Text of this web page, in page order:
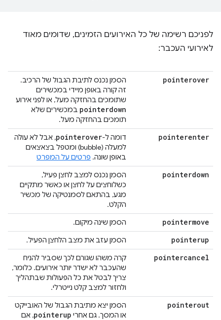
לפניכם רשימה של כל האירועים הזמינים, שדומים מאוד
לאירועי העכבר:
pointerover
הסמן נכנס לתיבת הגבול של הרכיב.
זה קורה באופן מיידי במכשירים
שתומכים בהחזקה מעל, או לפני אירוע
pointerdown במכשירים שלא
תומכים בהחזקה מעל.
pointerenter דומה ל-pointerover, אבל לא עולה
למעלה (bubble) ומטפל בצאצאים
באופן שונה. פרטים על המפרט
pointerdown
הסמן נכנס למצב לחצן פעיל,
כשלוחצים על לחצן או כאשר מתקיים
מגע, בהתאם לסמנטיקה של מכשיר
הקלט.
pointermove הסמן שינה מיקום.
pointerup הסמן עזב את מצב הלחצן הפעיל.
pointercancel
קרה משהו שגורם לכך שסביר להניח
שהעכבר לא ישדר יותר אירועים. כלומר,
צריך לבטל את כל הפעולות שבתהליך
ולחזור למצב קלט נייטרלי.
pointerout
הסמן יצא מתיבת הגבול של האובייקט
או המסך. גם אחרי pointerup, אם